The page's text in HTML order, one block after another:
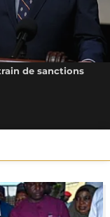
de sanctions